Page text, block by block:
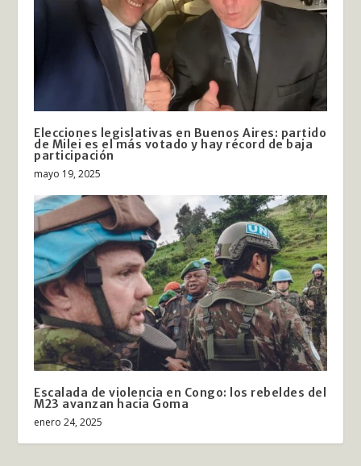
Elecciones legislativas en Buenos Aires: partido
de Milei es el más votado y hay récord de baja
participación
mayo 19, 2025
Escalada de violencia en Congo: los rebeldes del
M23 avanzan hacia Goma
enero 24, 2025